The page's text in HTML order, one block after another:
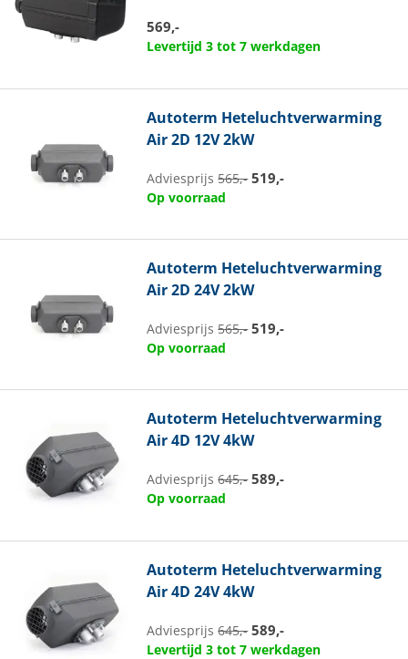
569,-
Levertijd 3 tot 7 werkdagen
Autoterm Heteluchtverwarming
Air 2D 12V 2kW
Adviesprijs565,- 519,-
Op voorraad
Autoterm Heteluchtverwarming
Air 2D 24V 2kW
Adviesprijs565,- 519,-
Op voorraad
Autoterm Heteluchtverwarming
Air 4D 12V 4kW
Adviesprijs645,- 589,-
Op voorraad
Autoterm Heteluchtverwarming
Air 4D 24V 4kW
Adviesprijs645,- 589,-
Levertijd 3 tot 7 werkdagen